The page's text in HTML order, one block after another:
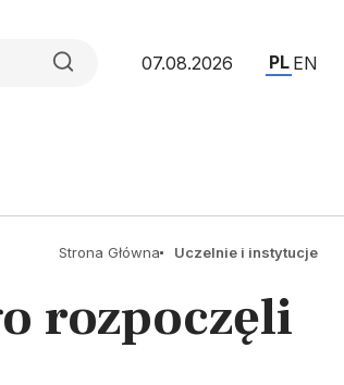
07.08.2026 PL EN
Strona Główna Uczelnie i instytucje
rozpoczęli